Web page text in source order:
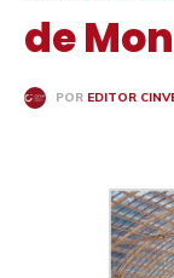
de
POR EDITOR